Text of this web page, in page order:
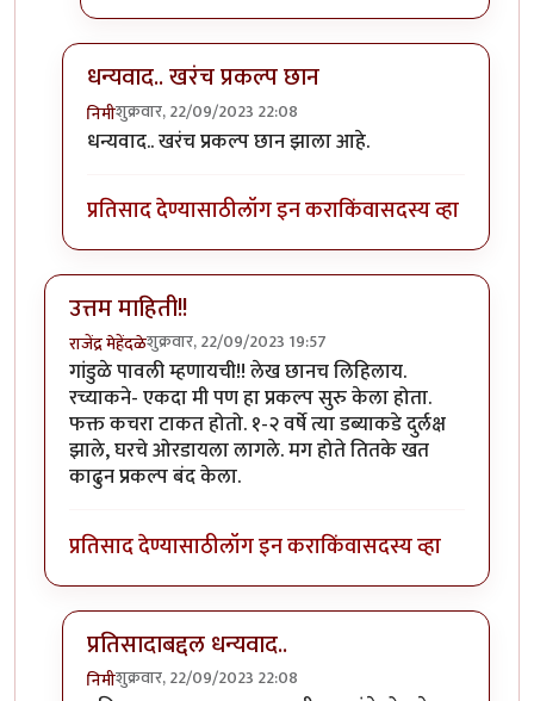
धन्यवाद.. खरंच प्रकल्प छान
निमीशुक्रवार, 22/09/2023 22:08
In reply toएखादा फोटो पाहिजे होता.by
धन्यवाद.. खरंच प्रकल्प छान झाला आहे.
प्रतिसाद देण्यासाठीलॉग इन कराकिंवासदस्य व्हा
उत्तम माहिती!!
राजेंद्र मेहेंदळेशुक्रवार, 22/09/2023 19:57
गांडुळे पावली म्हणायची!! लेख छानच लिहिलाय.
रच्याकने- एकदा मी पण हा प्रकल्प सुरु केला होता.
फक्त कचरा टाकत होतो. १-२ वर्षे त्या डब्याकडे दुर्लक्ष
झाले, घरचे ओरडायला लागले. मग होते तितके खत
काढुन प्रकल्प बंद केला.
प्रतिसाद देण्यासाठीलॉग इन कराकिंवासदस्य व्हा
प्रतिसादाबद्दल धन्यवाद..
निमीशुक्रवार, 22/09/2023 22:08